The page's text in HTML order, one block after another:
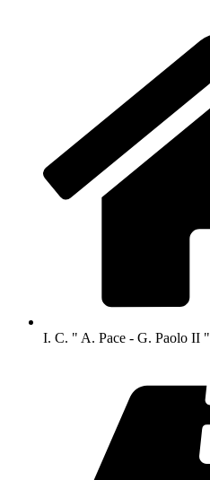
I. C. " A. Pace - G. Paolo II "